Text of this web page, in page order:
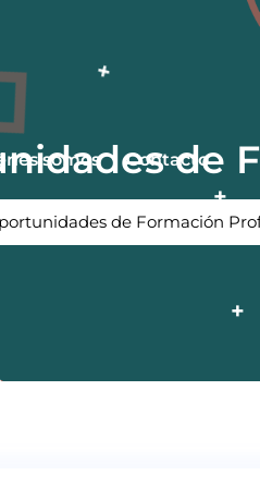
somos Contactode
de Formación